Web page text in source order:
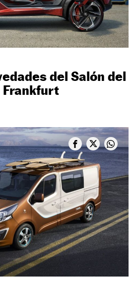
del Salón del
Frankfurt